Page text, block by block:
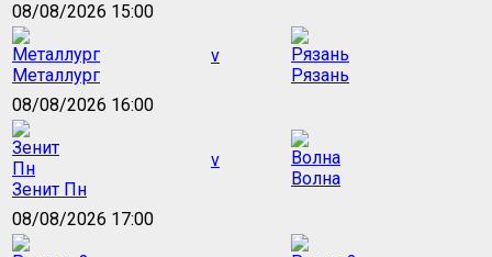
08/08/2026 15:00
Металлург
v
Рязань
08/08/2026 16:00
Зенит Пн
v
Волна
08/08/2026 17:00